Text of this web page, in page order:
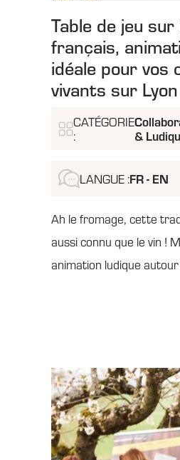
Table de jeu
français,
idéale pour vos
vivants sur
CATÉGORIE
:
&
LANGUE :FR - EN
Ah le fromage, cette
aussi connu que le vin !
animation ludique